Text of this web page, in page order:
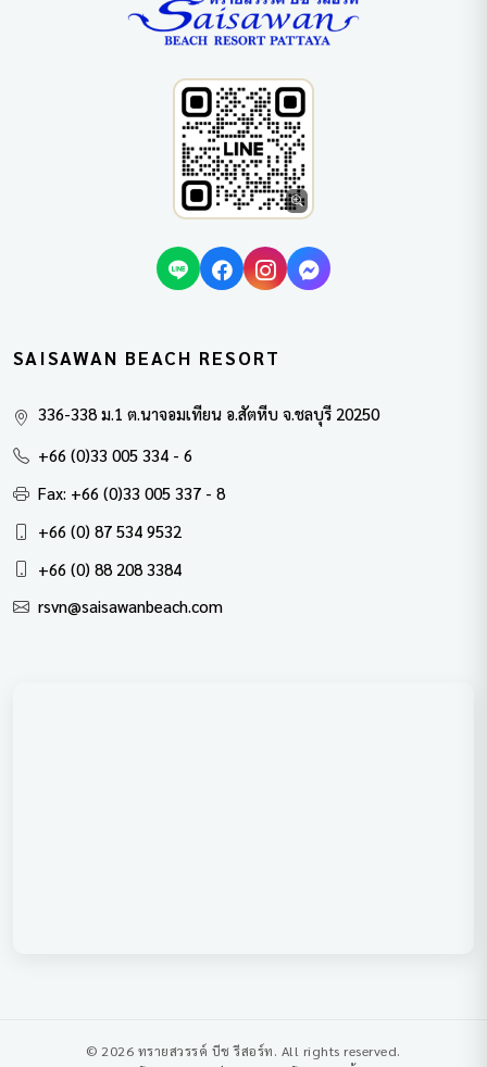
SAISAWAN BEACH RESORT
336-338 ม.1 ต.นาจอมเทียน อ.สัตหีบ จ.ชลบุรี 20250
+66 (0)33 005 334 - 6
Fax: +66 (0)33 005 337 - 8
+66 (0) 87 534 9532
+66 (0) 88 208 3384
rsvn@saisawanbeach.com
© 2026 ทรายสวรรค์ บีช รีสอร์ท. All rights reserved.